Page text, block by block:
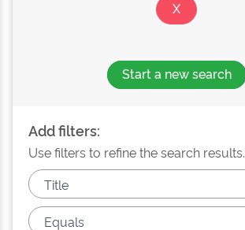
Start a new search
Add filters:
Use filters to refine the search results.